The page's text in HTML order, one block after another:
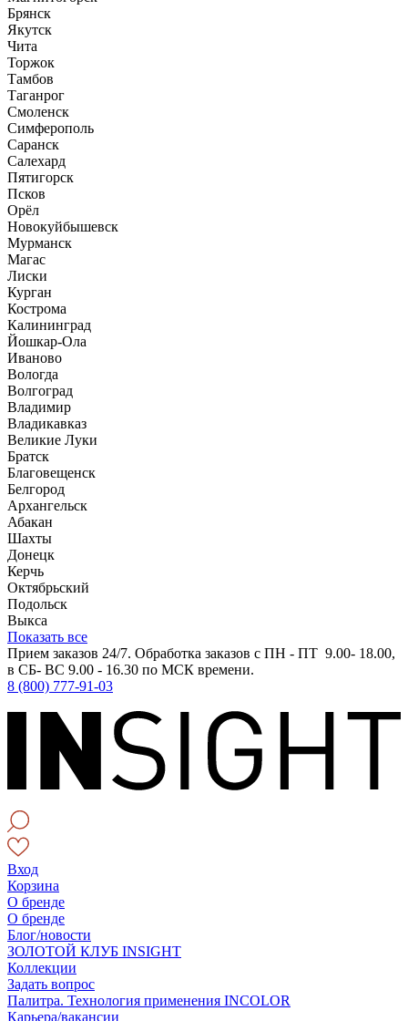
Брянск
Якутск
Чита
Торжок
Тамбов
Таганрог
Смоленск
Симферополь
Саранск
Салехард
Пятигорск
Псков
Орёл
Новокуйбышевск
Мурманск
Магас
Лиски
Курган
Кострома
Калининград
Йошкар-Ола
Иваново
Вологда
Волгоград
Владимир
Владикавказ
Великие Луки
Братск
Благовещенск
Белгород
Архангельск
Абакан
Шахты
Донецк
Керчь
Октябрьский
Подольск
Выкса
Показать все
Прием заказов 24/7. Обработка заказов с ПН - ПТ 9.00- 18.00,
в СБ- ВС 9.00 - 16.30 по МСК времени.
8 (800) 777-91-03
Вход
Корзина
О бренде
О бренде
Блог/новости
ЗОЛОТОЙ КЛУБ INSIGHT
Коллекции
Задать вопрос
Палитра. Технология применения INCOLOR
Карьера/вакансии